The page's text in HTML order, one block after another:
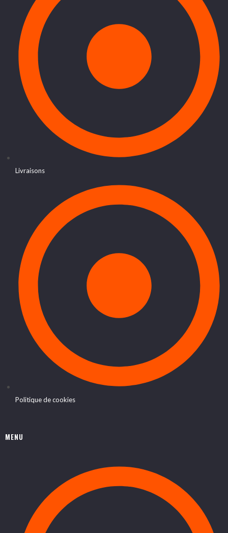
Livraisons
Politique de cookies
MENU